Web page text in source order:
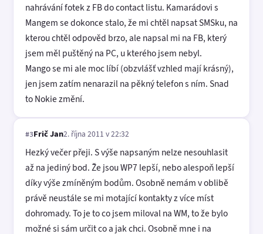
nahrávání fotek z FB do contact listu. Kamarádovi s
Mangem se dokonce stalo, že mi chtěl napsat SMSku, na
kterou chtěl odpověd brzo, ale napsal mi na FB, který
jsem měl puštěný na PC, u kterého jsem nebyl.
Mango se mi ale moc líbí (obzvlášť vzhled mají krásný),
jen jsem zatím nenarazil na pěkný telefon s ním. Snad
to Nokie změní.
#3Frič Jan2. října 2011 v 22:32
Hezký večer přeji. S výše napsaným nelze nesouhlasit
až na jediný bod. Že jsou WP7 lepší, nebo alespoň lepší
díky výše zmíněným bodům. Osobně nemám v oblibě
právě neustále se mi motající kontakty z více míst
dohromady. To je to co jsem miloval na WM, to že bylo
možné si sám určit co a jak chci. Osobně mne i na